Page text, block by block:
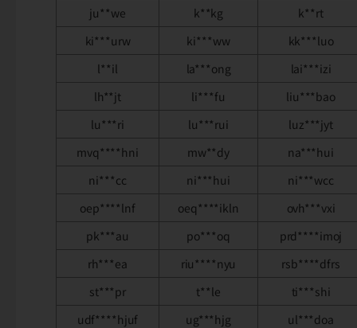
ju**we
k**kg
k**rt
ki***urw
ki***ww
kk***luo
l**il
la***ong
lai***izi
lh**jt
li***fu
liu***bao
lu***ri
lu***rui
luz***jyt
mvq****hni
mw**dy
na***hui
ni***cc
ni***hui
ni***wcc
oep****lnf
oeq****ikln
ovh***vxi
pk***au
po***oq
prd****imoj
rh***ea
riu****nyu
rsb****dfrs
st***pr
t**le
ti***shi
udf****hjuf
ug***hjg
ul***doa